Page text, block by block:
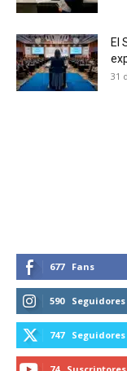
No te
receive
tobacco
El
31
677 Fans
590 Seguidores
747 Seguidores